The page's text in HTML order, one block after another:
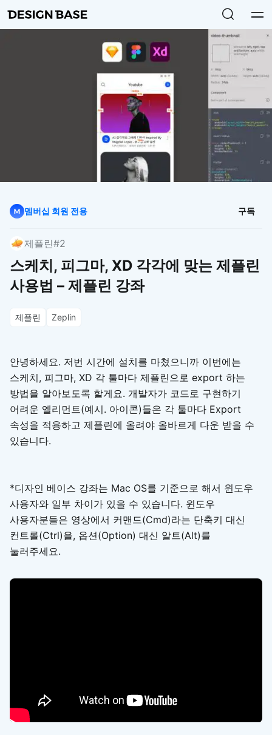
멤버십 회원 전용 구독
제플린#2
스케치, 피그마, XD 각각에 맞는 제플린
사용법 – 제플린 강좌
제플린 Zeplin
안녕하세요. 저번 시간에 설치를 마쳤으니까 이번에는
스케치, 피그마, XD 각 툴마다 제플린으로 export 하는
방법을 알아보도록 할게요. 개발자가 코드로 구현하기
어려운 엘리먼트(예시. 아이콘)들은 각 툴마다 Export
속성을 적용하고 제플린에 올려야 올바르게 다운 받을 수
있습니다.
*디자인 베이스 강좌는 Mac OS를 기준으로 해서 윈도우
사용자와 일부 차이가 있을 수 있습니다. 윈도우
사용자분들은 영상에서 커맨드(Cmd)라는 단축키 대신
컨트롤(Ctrl)을, 옵션(Option) 대신 알트(Alt)를
눌러주세요.